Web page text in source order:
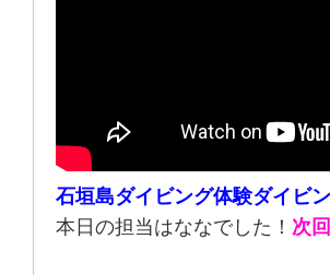
石垣島ダイビング体験ダイビ
本日の担当はななでした！ 次